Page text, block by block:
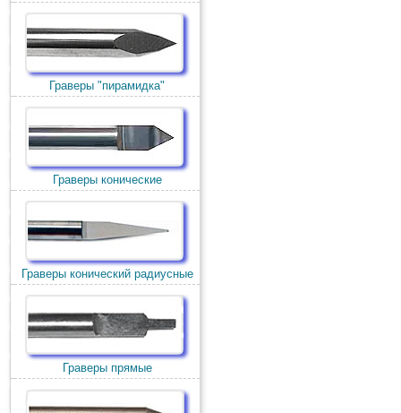
Граверы "пирамидка"
Граверы конические
Граверы конический радиусные
Граверы прямые